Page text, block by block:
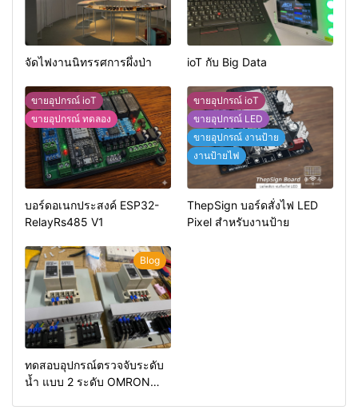
จัดไฟงานนิทรรศการผึ่งป่า ioT กับ Big Data
ขายอุปกรณ์ ioT
ขายอุปกรณ์ ทดลอง
บอร์ดอเนกประสงค์ ESP32-
RelayRs485 V1
ขายอุปกรณ์ ioT
ขายอุปกรณ์ LED
ขายอุปกรณ์ งานป้าย
งานป้ายไฟ
ThepSign บอร์ดสั่งไฟ LED
Pixel สำหรับงานป้าย
Blog
ทดสอบอุปกรณ์ตรวจจับระดับ
น้ำ แบบ 2 ระดับ OMRON